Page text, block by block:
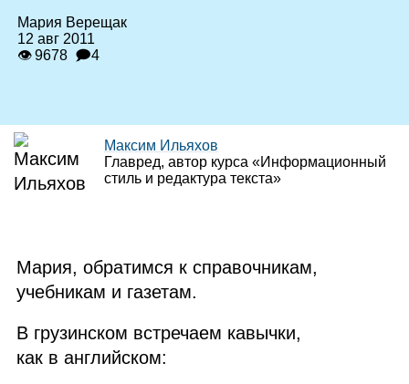
Мария Верещак
12 авг 2011
👁 9678 🗩4
Максим Ильяхов
Главред, автор курса «Информационный
стиль и редактура текста»
Мария, обратимся к справочникам,
учебникам и газетам.
В грузинском встречаем кавычки,
как в английском: